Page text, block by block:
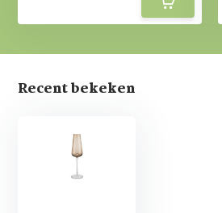
Recent bekeken